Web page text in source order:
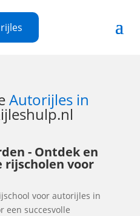
Autorijles in
- Ontdek en
rijscholen voor
voor autorijles in
een succesvolle